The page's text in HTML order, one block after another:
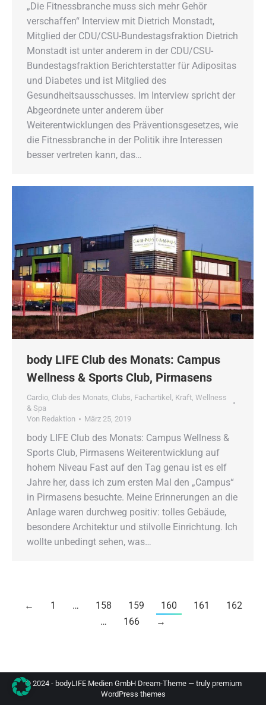
„Die Fitnessbranche muss sich mehr Gehör
verschaffen“ Interview mit Dietrich Monstadt,
Mitglied der CDU/CSU-Bundestagsfraktion Dietrich
Monstadt ist unter anderem in der CDU/CSU-
Bundestagsfraktion Berichterstatter für Adipositas
und Diabetes und ist Mitglied des
Gesundheitsausschusses. Im Interview spricht der
Abgeordnete unter anderem über
Weiterentwicklungen des Präventionsgesetzes, wie
die Fitnessbranche in der Politik ihre Interessen
besser vertreten kann, das…
body LIFE Club des Monats: Campus
Wellness & Sports Club, Pirmasens
Cardio, Club des Monats, Clubs, Fachartikel , Kraft, Wellness
& Spa
Von Redaktion März 25, 2019
body LIFE Club des Monats: Campus Wellness &
Sports Club, Pirmasens Weiterentwicklung auf
hohem Niveau Fast auf den Tag genau ist es elf
Jahre her, dass ich zum ersten Mal den „Campus“
in Pirmasens besuchte. Meine Erinnerungen an die
Anlage waren durchweg positiv: tolles Gebäude,
besondere Architektur und stilvolle Einrichtung. Ich
wollte unbedingt sehen, was…
← 1 … 158 159 160 161
162
…
166 →
© 2024 - bodyLIFE Medien GmbH Dream-Theme — truly premium
WordPress themes